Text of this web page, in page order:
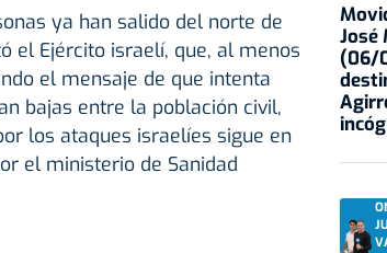
ya han salido del norte de
el Ejército israelí, que, al menos
el mensaje de que intenta
bajas entre la población civil,
los ataques israelíes sigue en
el ministerio de Sanidad
José
(06/